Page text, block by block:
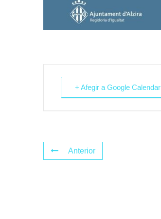
+ Afegir a Google Calendar
Anterior